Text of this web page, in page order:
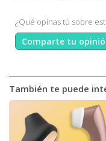
¿Qué opinas tú sobre
Comparte tu
También te puede